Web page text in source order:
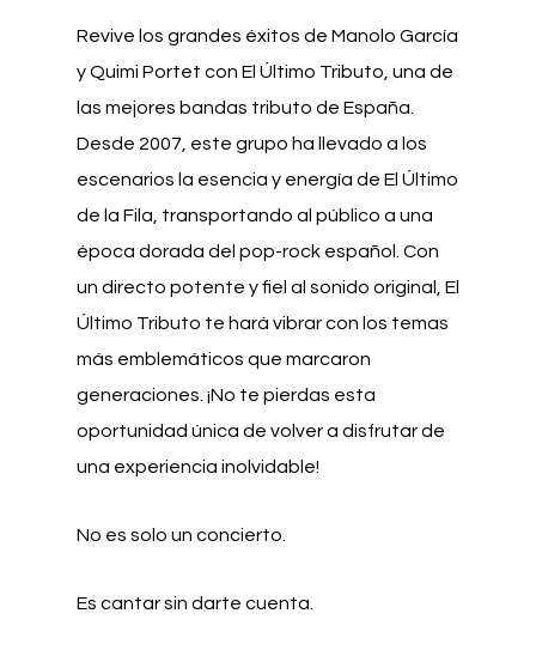
Revive los grandes éxitos de Manolo García
y Quimi Portet con El Último Tributo, una de
las mejores bandas tributo de España.
Desde 2007, este grupo ha llevado a los
escenarios la esencia y energía de El Último
de la Fila, transportando al público a una
época dorada del pop-rock español. Con
un directo potente y fiel al sonido original, El
Último Tributo te hará vibrar con los temas
más emblemáticos que marcaron
generaciones. ¡No te pierdas esta
oportunidad única de volver a disfrutar de
una experiencia inolvidable!
No es solo un concierto.
Es cantar sin darte cuenta.